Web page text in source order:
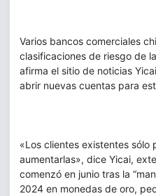
Varios bancos comerciales
clasificaciones de riesgo de
afirma el sitio de noticias
abrir nuevas cuentas para
«Los clientes existentes sólo
aumentarlas», dice Yicai,
comenzó en junio tras la
2024 en monedas de oro,